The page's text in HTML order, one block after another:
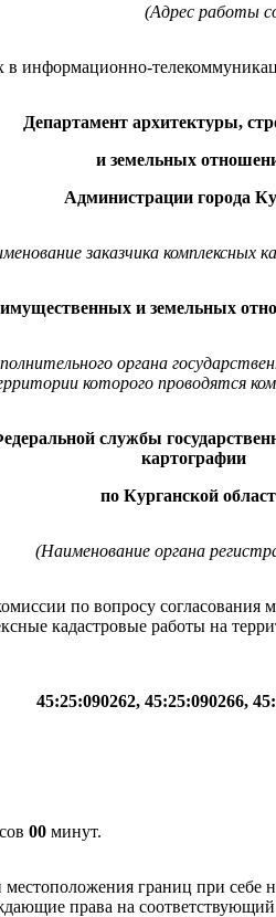
(Адрес работы
в информационно-
Департамент архитектуры,
и земельных
Администрации города
заказчика комплексных
и земельных
органа
которого проводятся
службы
картографии
по Курганской
(Наименование органа
по вопросу
кадастровые работы на
45:25:090262, 45:25:090266,
00 минут.
местоположения границ при
права на